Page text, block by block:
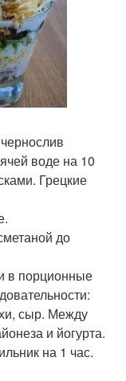
воде на 10
Грецкие
до
в порционные
сыр. Между
и йогурта.
на 1 час.